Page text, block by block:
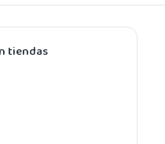
tiendas